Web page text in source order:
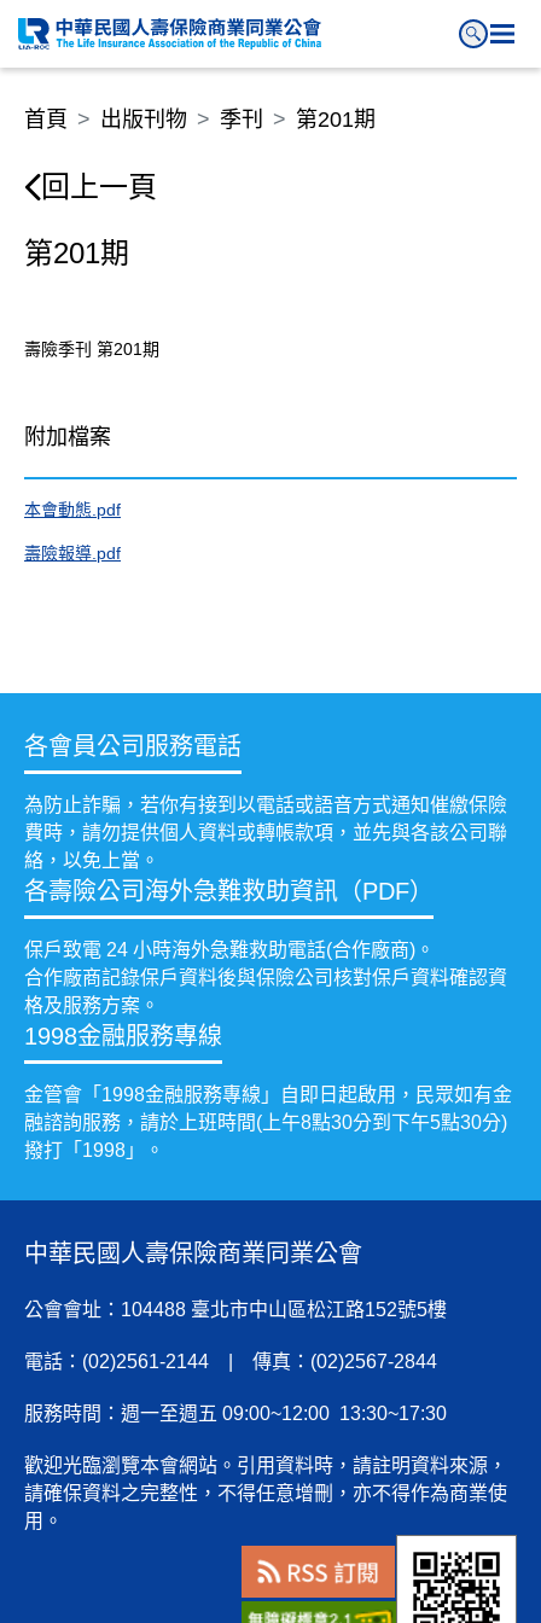
第201期
首頁 出版刊物 季刊 第201期
回上一頁
第201期
壽險季刊 第201期
附加檔案
本會動態.pdf
壽險報導.pdf
各會員公司服務電話
為防止詐騙，若你有接到以電話或語音方式通知催繳保險
費時，請勿提供個人資料或轉帳款項，並先與各該公司聯
絡，以免上當。
各壽險公司海外急難救助資訊（PDF）
保戶致電 24 小時海外急難救助電話(合作廠商)。
合作廠商記錄保戶資料後與保險公司核對保戶資料確認資
格及服務方案。
1998金融服務專線
金管會「1998金融服務專線」自即日起啟用，民眾如有金
融諮詢服務，請於上班時間(上午8點30分到下午5點30分)
撥打「1998」。
中華民國人壽保險商業同業公會
公會會址：104488 臺北市中山區松江路152號5樓
電話：(02)2561-2144 | 傳真：(02)2567-2844
服務時間：週一至週五 09:00~12:00 13:30~17:30
歡迎光臨瀏覽本會網站。引用資料時，請註明資料來源，
請確保資料之完整性，不得任意增刪，亦不得作為商業使
用。